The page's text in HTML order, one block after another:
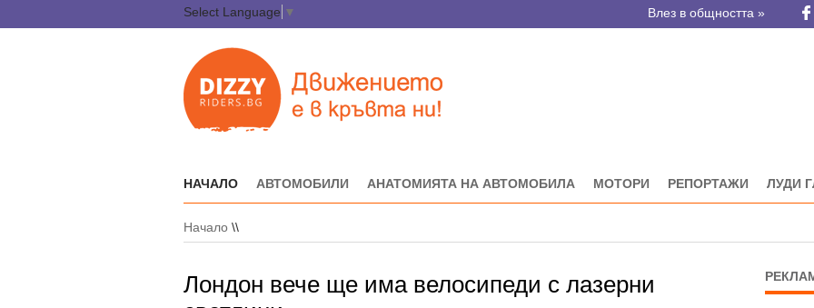
Select Language ▼ Влез в общността »
НАЧАЛО АВТОМОБИЛИ АНАТОМИЯТА НА АВТОМОБИЛА МОТОРИ РЕПОРТАЖИ ЛУДИ
Начало \\
Лондон вече ще има велосипеди с лазерни